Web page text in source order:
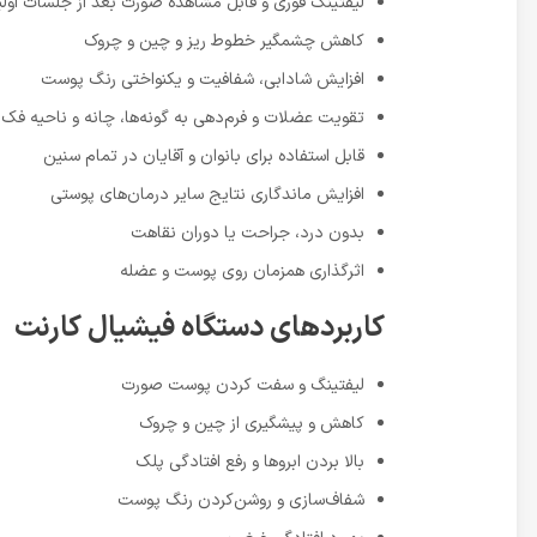
کاهش چشمگیر خطوط ریز و چین و چروک
افزایش شادابی، شفافیت و یکنواختی رنگ پوست
تقویت عضلات و فرم‌دهی به گونه‌ها، چانه و ناحیه فک
قابل استفاده برای بانوان و آقایان در تمام سنین
افزایش ماندگاری نتایج سایر درمان‌های پوستی
بدون درد، جراحت یا دوران نقاهت
اثرگذاری همزمان روی پوست و عضله
کاربردهای دستگاه فیشیال کارنت
لیفتینگ و سفت کردن پوست صورت
کاهش و پیشگیری از چین‌ و چروک
بالا بردن ابروها و رفع افتادگی پلک
شفاف‌سازی و روشن‌کردن رنگ پوست